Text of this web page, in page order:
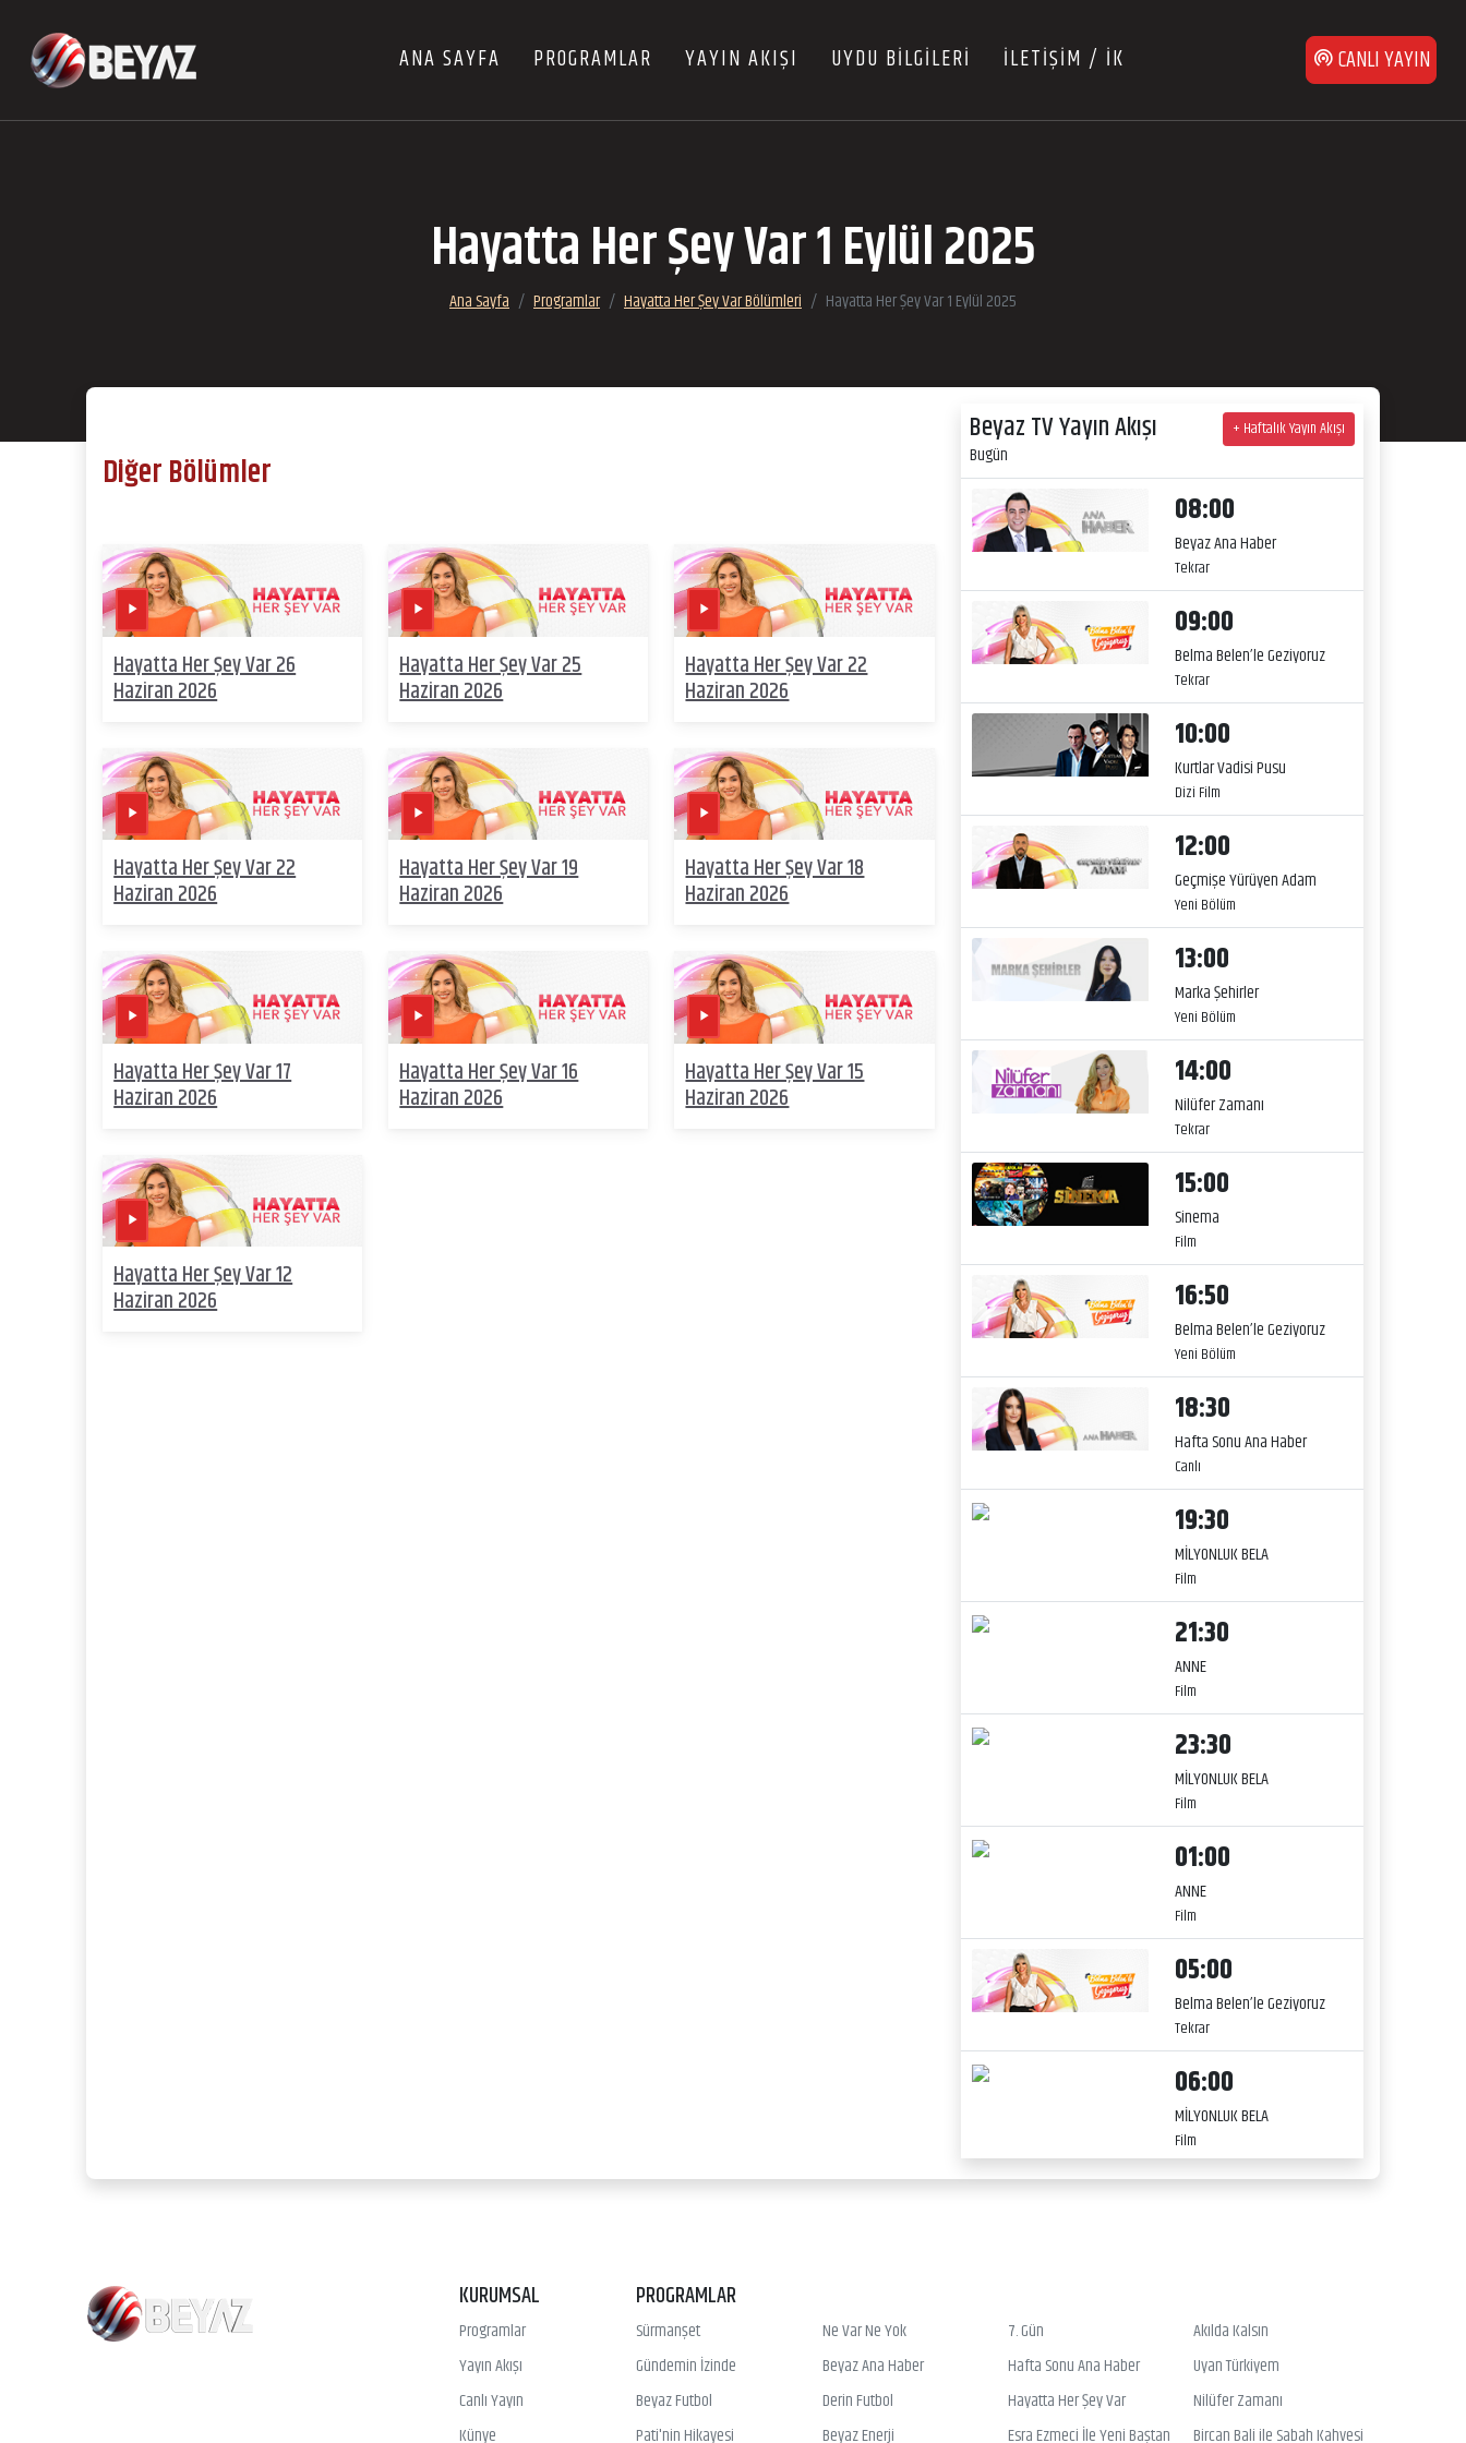
ANA SAYFA PROGRAMLAR YAYIN AKIŞI UYDU BİLGİLERİ İLETİŞİM / İK CANLI YAYIN
Hayatta Her Şey Var 1 Eylül 2025
Ana Sayfa Programlar Hayatta Her Şey Var Bölümleri Hayatta Her Şey Var 1 Eylül 2025
Diğer Bölümler
Hayatta Her Şey Var 26
Haziran 2026
Hayatta Her Şey Var 25
Haziran 2026
Hayatta Her Şey Var 22
Haziran 2026
Hayatta Her Şey Var 22
Haziran 2026
Hayatta Her Şey Var 19
Haziran 2026
Hayatta Her Şey Var 18
Haziran 2026
Hayatta Her Şey Var 17
Haziran 2026
Hayatta Her Şey Var 16
Haziran 2026
Hayatta Her Şey Var 15
Haziran 2026
Hayatta Her Şey Var 12
Haziran 2026
Beyaz TV Yayın Akışı
Bugün
+ Haftalık Yayın Akışı
08:00
Beyaz Ana Haber
Tekrar
09:00
Belma Belen’le Geziyoruz
Tekrar
10:00
Kurtlar Vadisi Pusu
Dizi Film
12:00
Geçmişe Yürüyen Adam
Yeni Bölüm
13:00
Marka Şehirler
Yeni Bölüm
14:00
Nilüfer Zamanı
Tekrar
15:00
Sinema
Film
16:50
Belma Belen’le Geziyoruz
Yeni Bölüm
18:30
Hafta Sonu Ana Haber
Canlı
19:30
MİLYONLUK BELA
Film
21:30
ANNE
Film
23:30
MİLYONLUK BELA
Film
01:00
ANNE
Film
05:00
Belma Belen’le Geziyoruz
Tekrar
06:00
MİLYONLUK BELA
Film
KURUMSAL
Programlar
Yayın Akışı
Canlı Yayın
Künye
PROGRAMLAR
Sürmanşet Ne Var Ne Yok 7. Gün
Akılda Kalsın
Gündemin İzinde
Beyaz Ana Haber Hafta Sonu Ana Haber
Uyan Türkiyem
Beyaz Futbol
Derin Futbol Hayatta Her Şey Var
Nilüfer Zamanı
Pati'nin Hikayesi
Beyaz Enerji Esra Ezmeci İle Yeni Baştan Bircan Bali ile Sabah Kahvesi